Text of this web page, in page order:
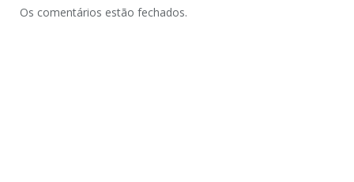
Os comentários estão fechados.